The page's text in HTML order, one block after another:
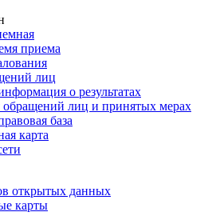
приема
лиц
о результатах
обращений лиц и принятых мерах
база
карта
открытых данных
карты